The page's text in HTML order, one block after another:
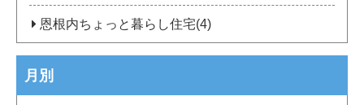
恩根内ちょっと暮らし住宅(4)
月別